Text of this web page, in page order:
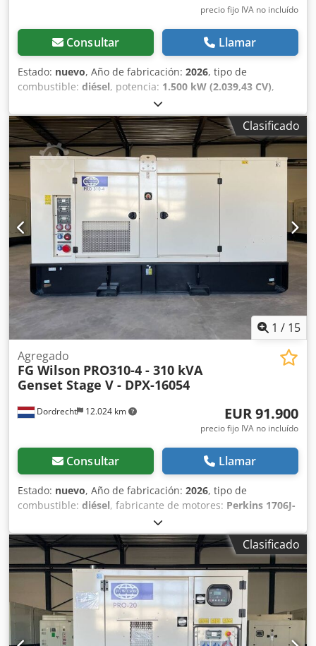
precio fijo IVA no incluído
Consultar Llamar
Estado: nuevo, Año de fabricación: 2026, tipo de
combustible: diésel, potencia: 1.500 kW (2.039,43 CV),
Perkins 4012-46TAG3A
previsto: construcción Peso en vacío: 11 207 kg Potencia
del generador: 1875 kVA Dimensiones de la zona de carga:
526 x 219 x 245 cm Marcado CE: sí País de fabricación: CN
Póngase en contacto con el equipo de DPX para obtener
más información. = Opciones y accesorios adicionales = -
Batería Credpfoiziuuox Aifef - Panel de control - Cisterna
Clasificado
1 / 15
Dordrecht 12.024 km
Agregado
FG Wilson PRO310-4 - 310 kVA
Genset Stage V - DPX-16054
EUR 91.900
precio fijo IVA no incluído
Consultar Llamar
Estado: nuevo, Año de fabricación: 2026, tipo de
combustible: diésel, fabricante de motores: Perkins 1706J-
, Uso previsto: Construcción Peso en vacío: 4.103
kg Potencia del generador: 310 kVA Dimensiones del
espacio de carga: 409 x 151 x 228 cm Nivel de emisiones:
Stage V / Tier IV final Capacidad del depósito de agua: 667 l
Para más información, contacte con el equipo de DPX. =
Opciones y accesorios adicionales = Crsdex S Um Njpfx
Aifjf - Batería - Panel de control - Techo de acero - Cisterna
Clasificado